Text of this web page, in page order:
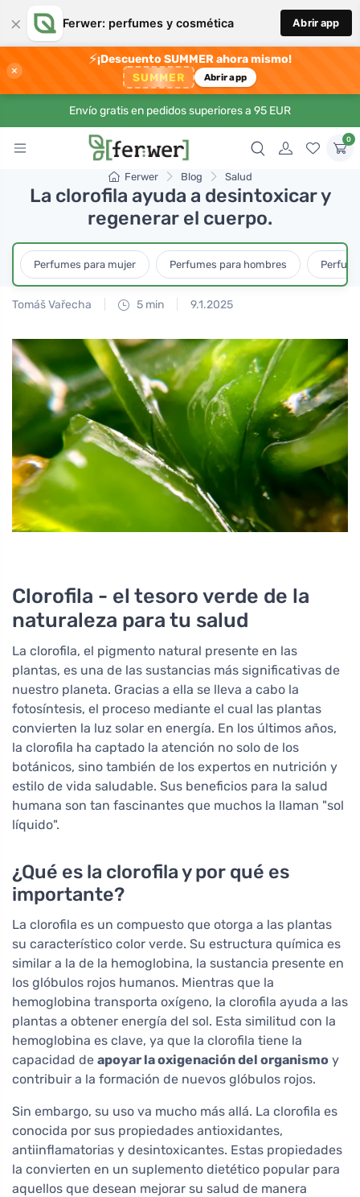
× Ferwer: perfumes y cosmética Abrir app
×
⚡¡Descuento SUMMER ahora mismo!
SUMMER Abrir app
Envío gratis en pedidos superiores a 95 EUR
0
Ferwer Blog Salud
La clorofila ayuda a desintoxicar y
regenerar el cuerpo.
Perfumes para mujer Perfumes para hombres
Tomáš Vařecha 5 min 9.1.2025
Clorofila - el tesoro verde de la
naturaleza para tu salud
La clorofila, el pigmento natural presente en las
plantas, es una de las sustancias más significativas de
nuestro planeta. Gracias a ella se lleva a cabo la
fotosíntesis, el proceso mediante el cual las plantas
convierten la luz solar en energía. En los últimos años,
la clorofila ha captado la atención no solo de los
botánicos, sino también de los expertos en nutrición y
estilo de vida saludable. Sus beneficios para la salud
humana son tan fascinantes que muchos la llaman "sol
líquido".
¿Qué es la clorofila y por qué es
importante?
La clorofila es un compuesto que otorga a las plantas
su característico color verde. Su estructura química es
similar a la de la hemoglobina, la sustancia presente en
los glóbulos rojos humanos. Mientras que la
hemoglobina transporta oxígeno, la clorofila ayuda a las
plantas a obtener energía del sol. Esta similitud con la
hemoglobina es clave, ya que la clorofila tiene la
capacidad de apoyar la oxigenación del organismo y
contribuir a la formación de nuevos glóbulos rojos.
Sin embargo, su uso va mucho más allá. La clorofila es
conocida por sus propiedades antioxidantes,
antiinflamatorias y desintoxicantes. Estas propiedades
la convierten en un suplemento dietético popular para
aquellos que desean mejorar su salud de manera